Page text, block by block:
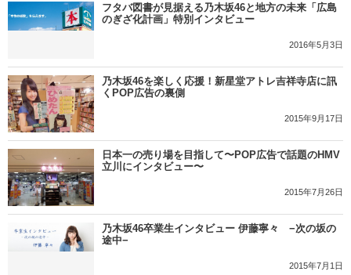
フタバ図書が見据える乃木坂46と地方の未来「広島
のぎざ化計画」特別インタビュー
2016年5月3日
乃木坂46を楽しく応援！新星堂アトレ吉祥寺店に訊
くPOP広告の裏側
2015年9月17日
日本一の売り場を目指して〜POP広告で話題のHMV
立川にインタビュー〜
2015年7月26日
乃木坂46卒業生インタビュー 伊藤寧々 −次の坂の
途中−
2015年7月1日